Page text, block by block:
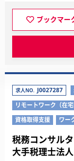
ブックマー
求人NO. J0027287
リモートワーク（在
資格取得支援
ワー
税務コンサル
大手税理士法人